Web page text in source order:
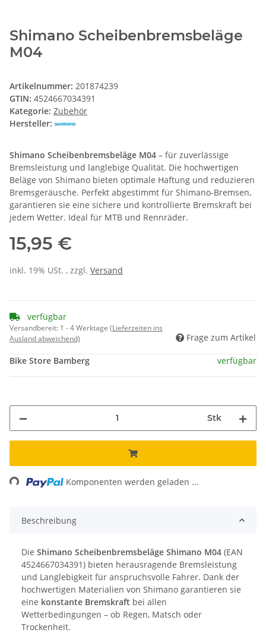
Shimano Scheibenbremsbeläge
M04
Artikelnummer: 201874239
GTIN: 4524667034391
Kategorie: Zubehör
Hersteller:
Shimano Scheibenbremsbeläge M04 – für zuverlässige
Bremsleistung und langlebige Qualität. Die hochwertigen
Beläge von Shimano bieten optimale Haftung und reduzieren
Bremsgeräusche. Perfekt abgestimmt für Shimano-Bremsen,
garantieren sie eine sichere und kontrollierte Bremskraft bei
jedem Wetter. Ideal für MTB und Rennräder.
15,95 €
inkl. 19% USt. , zzgl. Versand
verfügbar
Versandbereit: 1 - 4 Werktage (Lieferzeiten ins
Ausland abweichend)
Frage zum Artikel
Bike Store Bamberg verfügbar
Stk
Komponenten werden geladen ...
Beschreibung
Die Shimano Scheibenbremsbeläge Shimano M04 (EAN
4524667034391) bieten herausragende Bremsleistung
und Langlebigkeit für anspruchsvolle Fahrer. Dank der
hochwertigen Materialien von Shimano garantieren sie
eine konstante Bremskraft bei allen
Wetterbedingungen – ob Regen, Matsch oder
Trockenheit.